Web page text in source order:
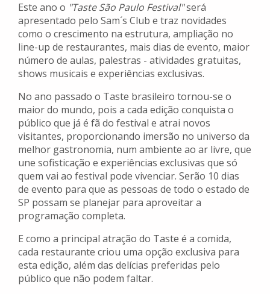
Este ano o "Taste São Paulo Festival"será
apresentado pelo Sam´s Club e traz novidades
como o crescimento na estrutura, ampliação no
line-up de restaurantes, mais dias de evento, maior
número de aulas, palestras - atividades gratuitas,
shows musicais e experiências exclusivas.
No ano passado o Taste brasileiro tornou-se o
maior do mundo, pois a cada edição conquista o
público que já é fã do festival e atrai novos
visitantes, proporcionando imersão no universo da
melhor gastronomia, num ambiente ao ar livre, que
une sofisticação e experiências exclusivas que só
quem vai ao festival pode vivenciar. Serão 10 dias
de evento para que as pessoas de todo o estado de
SP possam se planejar para aproveitar a
programação completa.
E como a principal atração do Taste é a comida,
cada restaurante criou uma opção exclusiva para
esta edição, além das delícias preferidas pelo
público que não podem faltar.